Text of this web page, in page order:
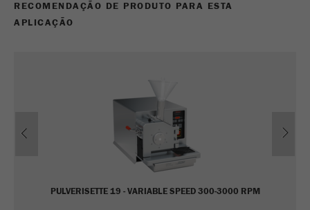
RECOMENDAÇÃO DE PRODUTO PARA ESTA
APLICAÇÃO
PULVERISETTE 19 - VARIABLE SPEED 300-3000 RPM